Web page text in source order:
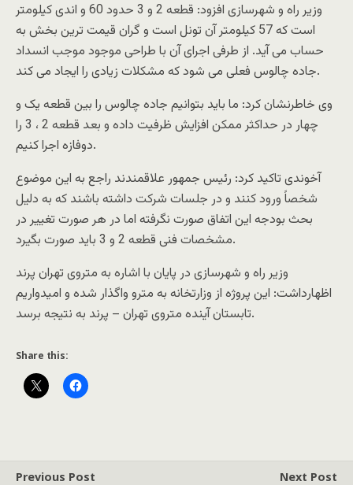
وزیر راه و شهرسازی افزود: قطعه 2 و 3 حدود 60 و اندی کیلومتر
است که 57 کیلومتر آن تونل است و گران قیمت ترین بخش به
حساب می آید. از طرفی اجرای آن با طراحی موجود موجب انسداد
جاده چالوس فعلی می شود که مشکلات زیادی را ایجاد می کند.
وی خاطرنشان کرد: ما باید بتوانیم جاده چالوس را بین قطعه یک و
چهار در حداکثر ممکن افزایش ظرفیت داده و بعد قطعه 2 ، 3 را
دوفازه اجرا کنیم.
آخوندی تاکید کرد: رئیس جمهور علاقمندند راجع به این موضوع
شخصاً ورود کنند و در جلسات شرکت داشته باشند که به دلیل
بحث بودجه این اتفاق صورت نگرفته اما در هر صورت تغییر در
مشخصات فنی قطعه 2 و 3 باید صورت بگیرد.
وزیر راه و شهرسازی در پایان با اشاره به متروی تهران پرند
اظهارداشت: این پروژه از وزارتخانه به مترو واگذار شده و امیدواریم
تابستان آینده متروی تهران – پرند به نتیجه برسد.
Share this:
Previous Post Next Post